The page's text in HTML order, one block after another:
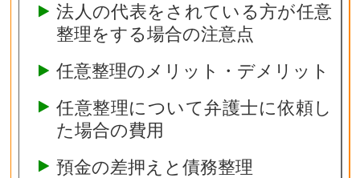
法人の代表をされている方が任意
整理をする場合の注意点
任意整理のメリット・デメリット
任意整理について弁護士に依頼し
た場合の費用
預金の差押えと債務整理